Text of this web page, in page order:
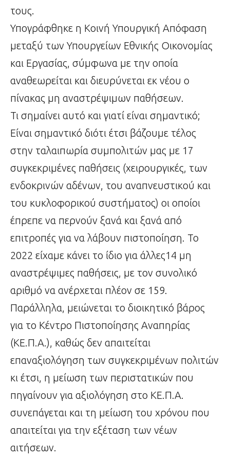
τους.
Υπογράφθηκε η Κοινή Υπουργική Απόφαση
μεταξύ των Υπουργείων Εθνικής Οικονομίας
και Εργασίας, σύμφωνα με την οποία
αναθεωρείται και διευρύνεται εκ νέου ο
πίνακας μη αναστρέψιμων παθήσεων.
Τι σημαίνει αυτό και γιατί είναι σημαντικό;
Είναι σημαντικό διότι έτσι βάζουμε τέλος
στην ταλαιπωρία συμπολιτών μας με 17
συγκεκριμένες παθήσεις (χειρουργικές, των
ενδοκρινών αδένων, του αναπνευστικού και
του κυκλοφορικού συστήματος) οι οποίοι
έπρεπε να περνούν ξανά και ξανά από
επιτροπές για να λάβουν πιστοποίηση. Το
2022 είχαμε κάνει το ίδιο για άλλες14 μη
αναστρέψιμες παθήσεις, με τον συνολικό
αριθμό να ανέρχεται πλέον σε 159.
Παράλληλα, μειώνεται το διοικητικό βάρος
για το Κέντρο Πιστοποίησης Αναπηρίας
(ΚΕ.Π.Α.), καθώς δεν απαιτείται
επαναξιολόγηση των συγκεκριμένων πολιτών
κι έτσι, η μείωση των περιστατικών που
πηγαίνουν για αξιολόγηση στο ΚΕ.Π.Α.
συνεπάγεται και τη μείωση του χρόνου που
απαιτείται για την εξέταση των νέων
αιτήσεων.